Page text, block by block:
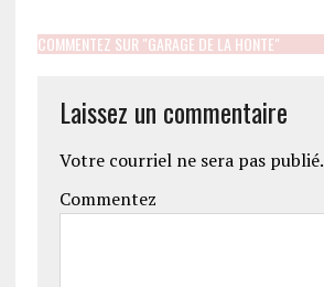
COMMENTEZ SUR "GARAGE DE LA HONTE"
Laissez un commentaire
Votre courriel ne sera pas publié.
Commentez